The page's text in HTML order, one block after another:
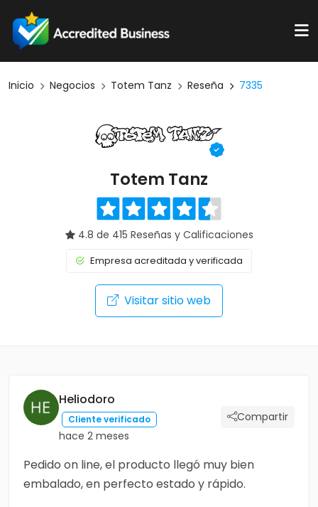
Inicio Negocios Totem Tanz Reseña 7335
Totem Tanz
4.8 de 415 Reseñas y Calificaciones
Empresa acreditada y verificada
Visitar sitio web
Heliodoro
Cliente verificado
hace 2 meses
Compartir
Pedido on line, el producto llegó muy bien
embalado, en perfecto estado y rápido.